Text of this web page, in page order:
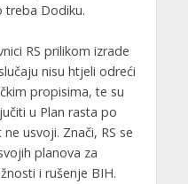
treba Dodiku.
RS prilikom izrade
nisu htjeli odreći
propisima, te su
u Plan rasta po
usvoji. Znači, RS se
planova za
i rušenje BIH.